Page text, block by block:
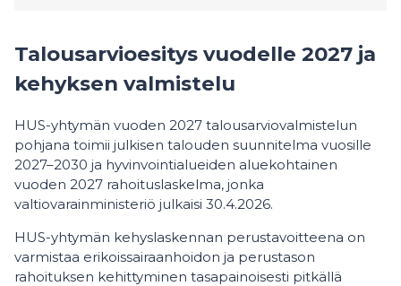
Talousarvioesitys vuodelle 2027 ja
kehyksen valmistelu
HUS-yhtymän vuoden 2027 talousarviovalmistelun
pohjana toimii julkisen talouden suunnitelma vuosille
2027–2030 ja hyvinvointialueiden aluekohtainen
vuoden 2027 rahoituslaskelma, jonka
valtiovarainministeriö julkaisi 30.4.2026.
HUS-yhtymän kehyslaskennan perustavoitteena on
varmistaa erikoissairaanhoidon ja perustason
rahoituksen kehittyminen tasapainoisesti pitkällä